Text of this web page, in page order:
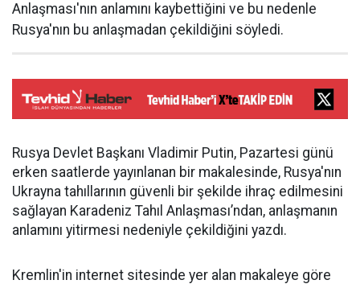
Anlaşması'nın anlamını kaybettiğini ve bu nedenle
Rusya'nın bu anlaşmadan çekildiğini söyledi.
Rusya Devlet Başkanı Vladimir Putin, Pazartesi günü
erken saatlerde yayınlanan bir makalesinde, Rusya'nın
Ukrayna tahıllarının güvenli bir şekilde ihraç edilmesini
sağlayan Karadeniz Tahıl Anlaşması’ndan, anlaşmanın
anlamını yitirmesi nedeniyle çekildiğini yazdı.
Kremlin'in internet sitesinde yer alan makaleye göre